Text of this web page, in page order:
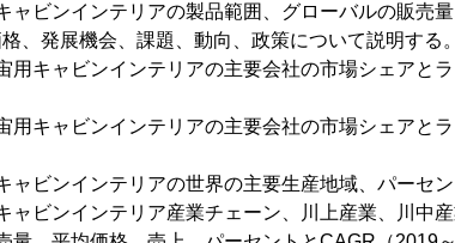
ャビンインテリアの製品範囲、グローバルの販売
、発展機会、課題、動向、政策について説明する。
用キャビンインテリアの主要会社の市場シェアと
用キャビンインテリアの主要会社の市場シェアと
ャビンインテリアの世界の主要生産地域、パーセ
ャビンインテリア産業チェーン、川上産業、川中